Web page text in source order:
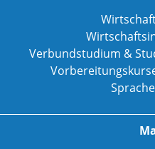
Verbundstudium &